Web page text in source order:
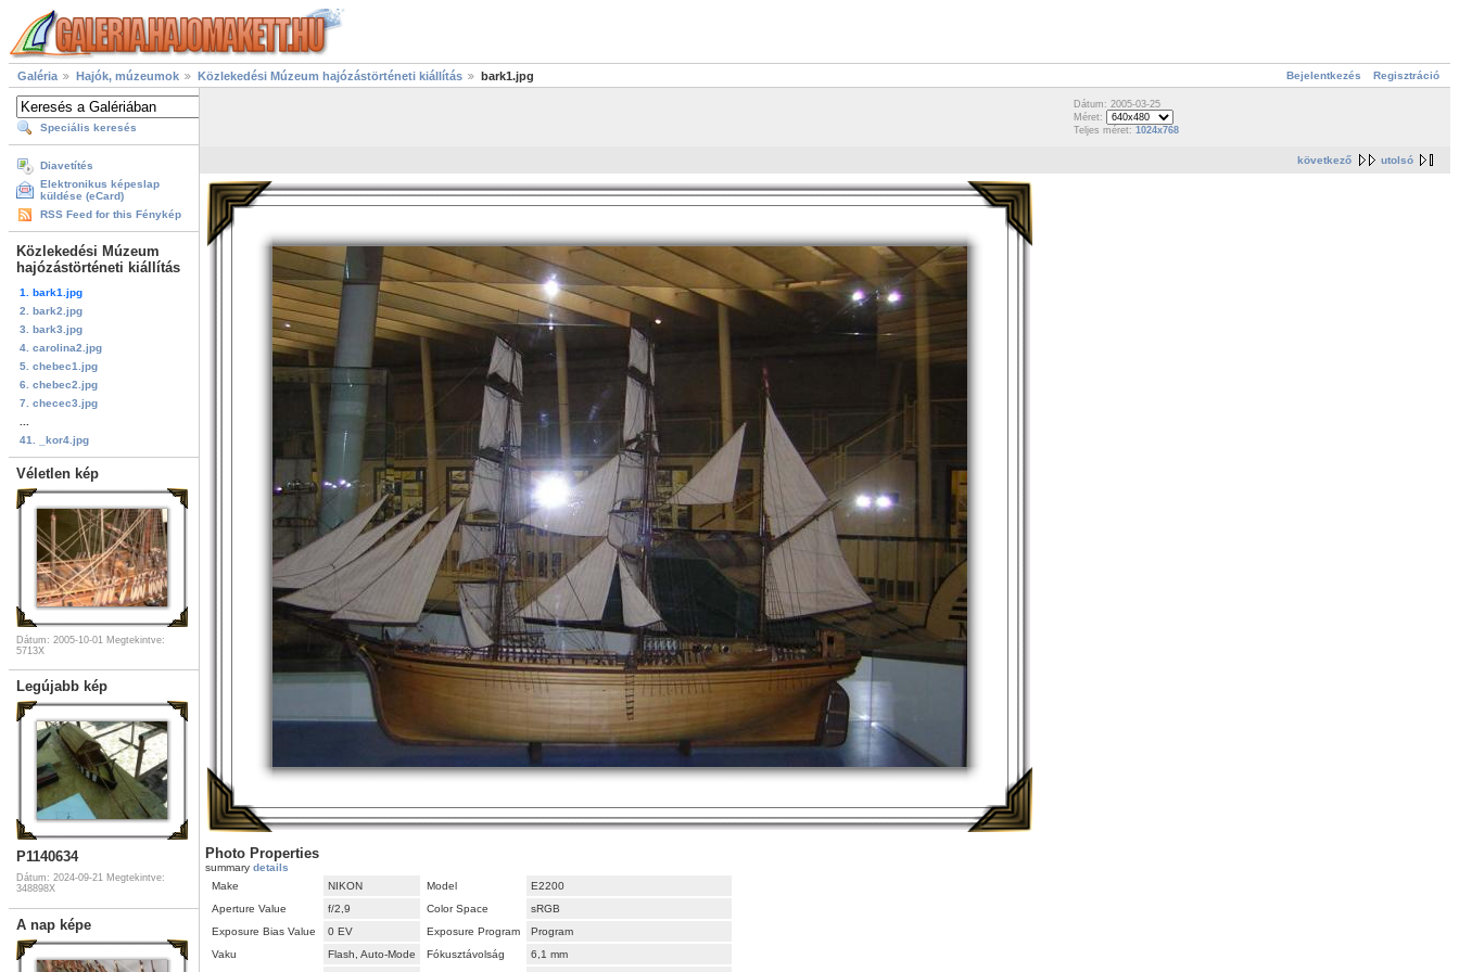
Bejelentkezés Regisztráció
Galéria Hajók, múzeumok Közlekedési Múzeum hajózástörténeti kiállítás bark1.jpg
Speciális keresés
Diavetítés
Elektronikus képeslap
küldése (eCard)
RSS Feed for this Fénykép
Közlekedési Múzeum
hajózástörténeti kiállítás
1. bark1.jpg
2. bark2.jpg
3. bark3.jpg
4. carolina2.jpg
5. chebec1.jpg
6. chebec2.jpg
7. checec3.jpg
41. _kor4.jpg
Véletlen kép
Dátum: 2005-10-01 Megtekintve:
5713X
Legújabb kép
P1140634
Dátum: 2024-09-21 Megtekintve:
348898X
A nap képe
Dátum: 2005-03-25
Méret:
Teljes méret: 1024x768
következő utolsó
Photo Properties
summary details
Make
NIKON Model
E2200
Aperture Value
f/2,9 Color Space
sRGB
Exposure Bias Value
0 EV Exposure Program
Program
Vaku
Flash, Auto-Mode Fókusztávolság
6,1 mm